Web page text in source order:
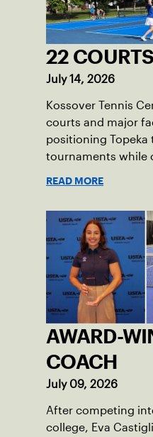
22
July 14, 2026
Kossover Tennis
courts and major
positioning Topeka
tournaments while
READ MORE
AWARD-
COACH
July 09, 2026
After competing
college, Eva